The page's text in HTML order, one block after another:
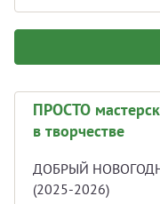
ПРОСТО
в творчестве
ДОБРЫЙ
(2025-2026)